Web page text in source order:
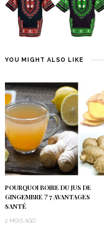
YOU MIGHT ALSO LIKE
POURQUOI BOIRE DU JUS DE
GINGEMBRE ? 7 AVANTAGES
SANTÉ
2 MOIS AGO